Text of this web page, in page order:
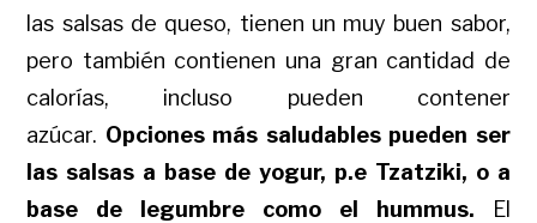
las salsas de queso, tienen un muy buen sabor,
pero también contienen una gran cantidad de
calorías, incluso pueden contener
azúcar. Opciones más saludables pueden ser
las salsas a base de yogur, p.e Tzatziki, o a
base de legumbre como el hummus. El